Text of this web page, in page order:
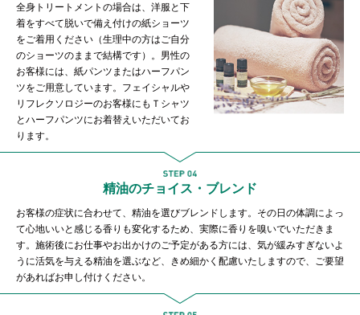
全身トリートメントの場合は、洋服と下
着をすべて脱いで備え付けの紙ショーツ
をご着用ください（生理中の方はご自分
のショーツのままで結構です）。男性の
お客様には、紙パンツまたはハーフパン
ツをご用意しています。フェイシャルや
リフレクソロジーのお客様にもＴシャツ
とハーフパンツにお着替えいただいてお
ります。
精油のチョイス・ブレンド
お客様の症状に合わせて、精油を選びブレンドします。その日の体調によっ
て心地いいと感じる香りも変化するため、実際に香りを嗅いでいただきま
す。施術後にお仕事やお出かけのご予定がある方には、気が緩みすぎないよ
うに活気を与える精油を選ぶなど、きめ細かく配慮いたしますので、ご要望
があればお申し付けください。